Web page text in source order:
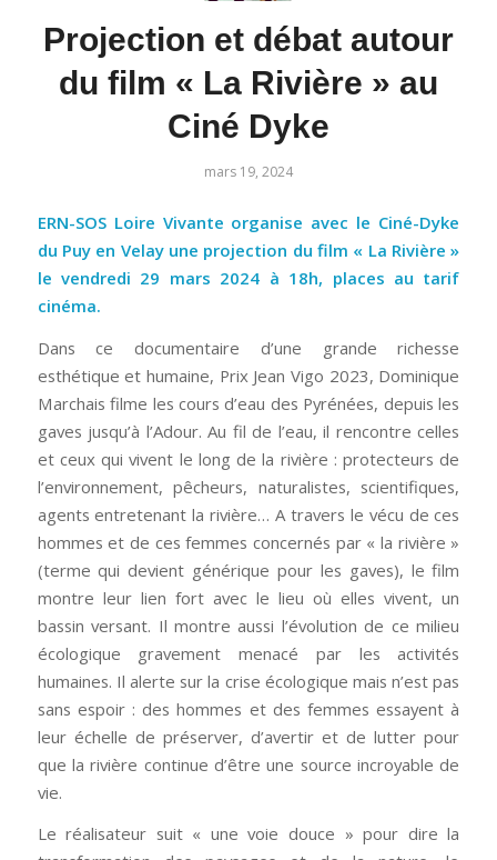
Projection et débat autour
du film « La Rivière » au
Ciné Dyke
mars 19, 2024
ERN-SOS Loire Vivante organise avec le Ciné-Dyke
du Puy en Velay une projection du film « La Rivière »
le vendredi 29 mars 2024 à 18h, places au tarif
cinéma.
Dans ce documentaire d’une grande richesse
esthétique et humaine, Prix Jean Vigo 2023, Dominique
Marchais filme les cours d’eau des Pyrénées, depuis les
gaves jusqu’à l’Adour. Au fil de l’eau, il rencontre celles
et ceux qui vivent le long de la rivière : protecteurs de
l’environnement, pêcheurs, naturalistes, scientifiques,
agents entretenant la rivière… A travers le vécu de ces
hommes et de ces femmes concernés par « la rivière »
(terme qui devient générique pour les gaves), le film
montre leur lien fort avec le lieu où elles vivent, un
bassin versant. Il montre aussi l’évolution de ce milieu
écologique gravement menacé par les activités
humaines. Il alerte sur la crise écologique mais n’est pas
sans espoir : des hommes et des femmes essayent à
leur échelle de préserver, d’avertir et de lutter pour
que la rivière continue d’être une source incroyable de
vie.
Le réalisateur suit « une voie douce » pour dire la